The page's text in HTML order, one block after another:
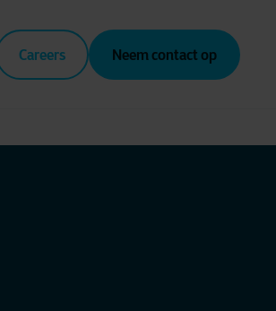
Careers Neem contact op